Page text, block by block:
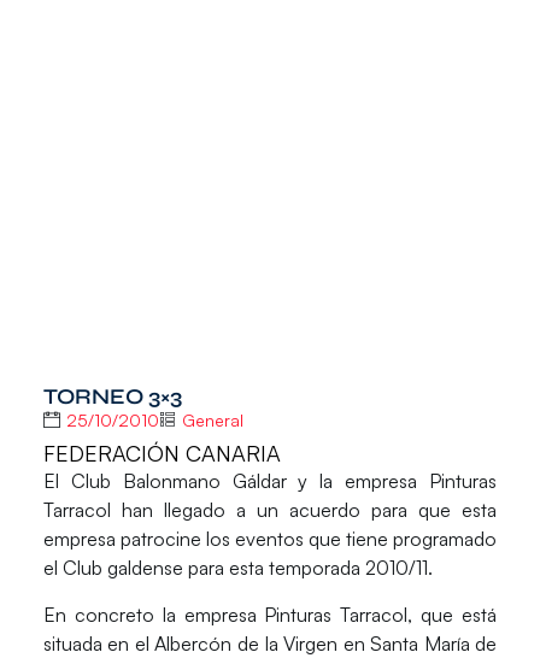
TORNEO 3×3
25/10/2010 General
FEDERACIÓN CANARIA
El Club Balonmano Gáldar y la empresa Pinturas
Tarracol han llegado a un acuerdo para que esta
empresa patrocine los eventos que tiene programado
el Club galdense para esta temporada 2010/11.
En concreto la empresa Pinturas Tarracol, que está
situada en el Albercón de la Virgen en Santa María de